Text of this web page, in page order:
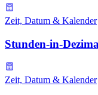
Zeit, Datum & Kalender
Stunden-in-
Zeit, Datum & Kalender